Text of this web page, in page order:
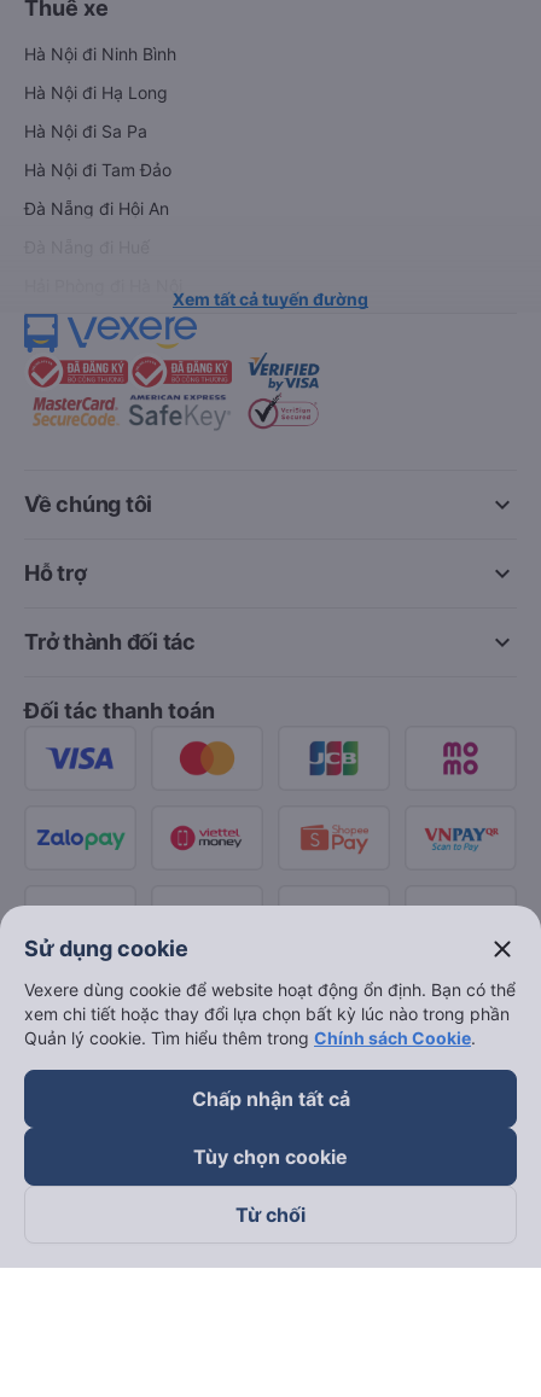
Thuê xe
Hà Nội đi Ninh Bình
Hà Nội đi Hạ Long
Hà Nội đi Sa Pa
Hà Nội đi Tam Đảo
Đà Nẵng đi Hội An
Xem tất cả tuyến đường
keyboard_arrow_down
Về chúng tôi
keyboard_arrow_down
Hỗ trợ
keyboard_arrow_down
Trở thành đối tác
Đối tác thanh toán
Theo dõi chúng tôi trên
Sử dụng cookie close
Vexere dùng cookie để website hoạt động ổn định. Bạn có thể
xem chi tiết hoặc thay đổi lựa chọn bất kỳ lúc nào trong phần
Quản lý cookie. Tìm hiểu thêm trong Chính sách Cookie.
Chấp nhận tất cả
Tùy chọn cookie
Từ chối